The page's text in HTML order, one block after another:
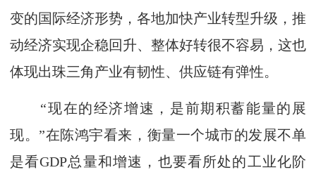
变的国际经济形势，各地加快产业转型升级，推
动经济实现企稳回升、整体好转很不容易，这也
体现出珠三角产业有韧性、供应链有弹性。
“现在的经济增速，是前期积蓄能量的展
现。”在陈鸿宇看来，衡量一个城市的发展不单
是看GDP总量和增速，也要看所处的工业化阶